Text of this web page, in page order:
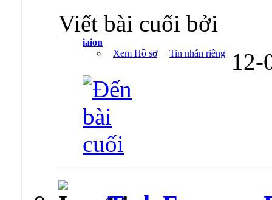
Viết bài cuối bởi
iaion
Xem Hồ sơ
Tin nhắn riêng